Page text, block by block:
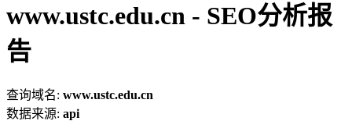
www.ustc.edu.cn - SEO分析报
告
查询域名: www.ustc.edu.cn
数据来源: api